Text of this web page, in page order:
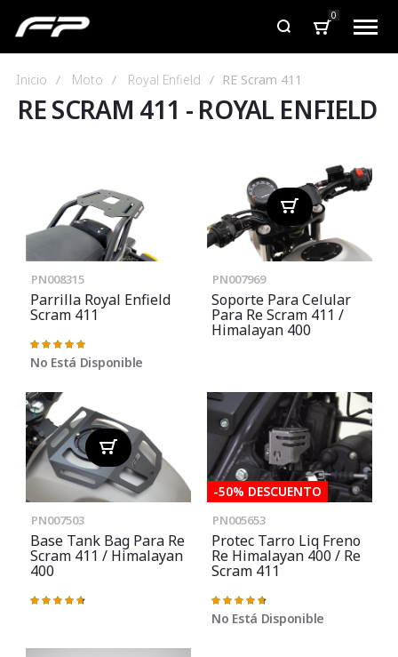
0
Inicio Moto Royal Enfield RE Scram 411
RE SCRAM 411 - ROYAL ENFIELD
PN008315
Parrilla Royal Enfield
Scram 411
Valoración:
100%
No Está Disponible
PN007969
Soporte Para Celular
Para Re Scram 411 /
Himalayan 400
PN007503
Base Tank Bag Para Re
Scram 411 / Himalayan
400
Valoración:
-50% DESCUENTO
PN005653
Protec Tarro Liq Freno
Re Himalayan 400 / Re
Scram 411
Valoración:
95%
No Está Disponible